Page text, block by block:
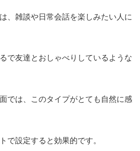
、雑談や日常会話を楽しみたい人に
で友達とおしゃべりしているような
では、このタイプがとても自然に感
で設定すると効果的です。